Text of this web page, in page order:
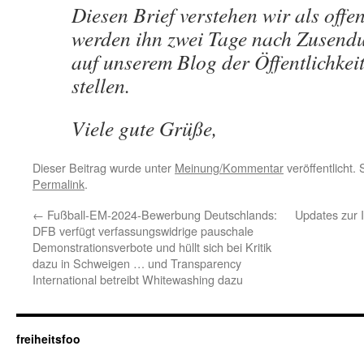
Diesen Brief verstehen wir als
werden ihn zwei Tage nach
auf unserem Blog der
stellen.
Viele gute Grüße,
Dieser Beitrag wurde unter Meinung/Kommentarveröffentlicht.
Permalink.
← Fußball-EM-2024-Bewerbung Deutschlands:
DFB verfügt verfassungswidrige pauschale
Demonstrationsverbote und hüllt sich bei Kritik
dazu in Schweigen … und Transparency
International betreibt Whitewashing dazu
Updates zur
freiheitsfoo